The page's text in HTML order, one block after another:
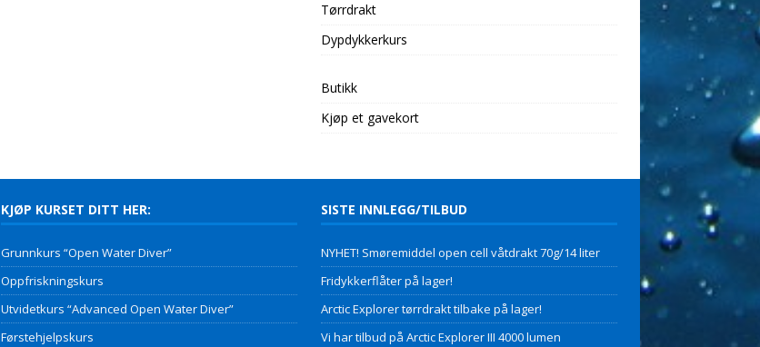
Tørrdrakt
Dypdykkerkurs
Butikk
Kjøp et gavekort
KJØP KURSET DITT HER:
Grunnkurs “Open Water Diver”
Oppfriskningskurs
Utvidetkurs “Advanced Open Water Diver”
Førstehjelpskurs
SISTE INNLEGG/TILBUD
NYHET! Smøremiddel open cell våtdrakt 70g/14 liter
Fridykkerflåter på lager!
Arctic Explorer tørrdrakt tilbake på lager!
Vi har tilbud på Arctic Explorer III 4000 lumen